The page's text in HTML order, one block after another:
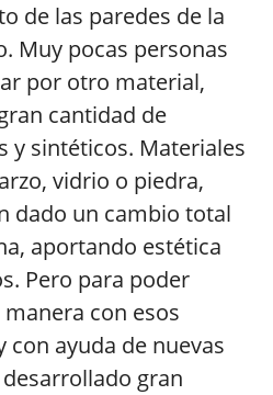
de las paredes de la
Muy pocas personas
por otro material,
cantidad de
y sintéticos. Materiales
vidrio o piedra,
dado un cambio total
aportando estética
Pero para poder
con esos
con ayuda de nuevas
gran